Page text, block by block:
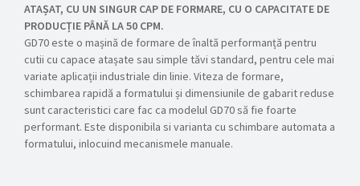
ATAȘAT, CU UN SINGUR CAP DE FORMARE, CU O CAPACITATE DE
PRODUCȚIE PÂNĂ LA 50 CPM.
GD70 este o mașină de formare de înaltă performanță pentru
cutii cu capace atașate sau simple tăvi standard, pentru cele mai
variate aplicații industriale din linie. Viteza de formare,
schimbarea rapidă a formatului și dimensiunile de gabarit reduse
sunt caracteristici care fac ca modelul GD70 să fie foarte
performant. Este disponibila si varianta cu schimbare automata a
formatului, inlocuind mecanismele manuale.